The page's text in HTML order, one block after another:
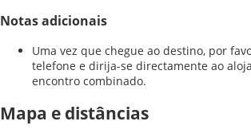
Notas adicionais
Uma vez que chegue ao destino, por
telefone e dirija-se directamente ao
encontro combinado.
Mapa e distâncias